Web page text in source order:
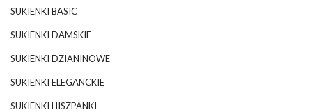
SUKIENKI BASIC
SUKIENKI DAMSKIE
SUKIENKI DZIANINOWE
SUKIENKI ELEGANCKIE
SUKIENKI HISZPANKI